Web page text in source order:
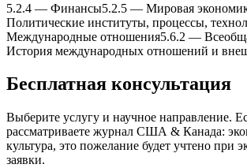
5.2.4 — Финансы5.2.5 — Мировая
Политические институты, процессы,
Международные отношения5.6.2 —
История международныx отношений и
Бесплатная консультация
Выберите услугу и научное направление.
рассматриваете журнал США & Канада:
культура, это пожелание будет учтено при
заявки.